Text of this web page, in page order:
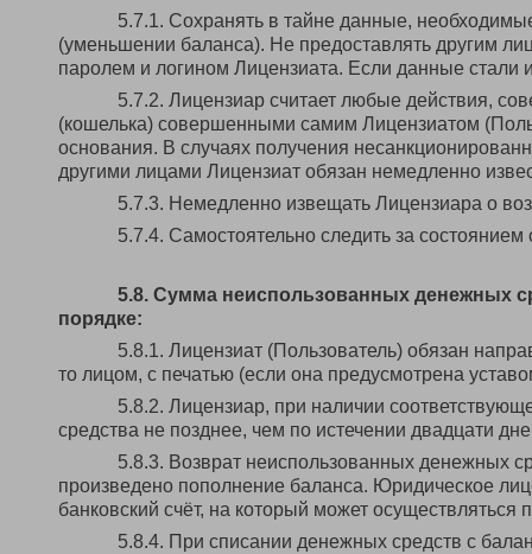
5.7.1. Сохранять в тайне данные,
(уменьшении баланса). Не предоставлять другим
паролем и логином Лицензиата. Если данные стали
5.7.2. Лицензиар считает любые действия,
(кошелька) совершенными самим Лицензиатом
основания. В случаях получения
другими лицами Лицензиат обязан немедленно
5.7.3. Немедленно извещать Лицензиара о
5.7.4. Самостоятельно следить за состоянием
5.8. Сумма неиспользованных денежных
порядке:
5.8.1. Лицензиат (Пользователь) обязан
то лицом, с печатью (если она предусмотрена
5.8.2. Лицензиар, при наличии
средства не позднее, чем по истечении двадцати
5.8.3. Возврат неиспользованных денежных
произведено пополнение баланса. Юридическое
банковский счёт, на который может
5.8.4. При списании денежных средств с